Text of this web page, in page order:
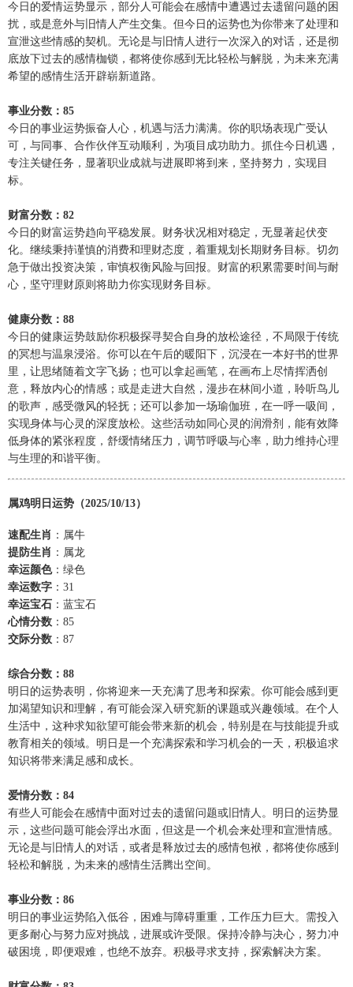
今日的爱情运势显示，部分人可能会在感情中遭遇过去遗留问题的困
扰，或是意外与旧情人产生交集。但今日的运势也为你带来了处理和
宣泄这些情感的契机。无论是与旧情人进行一次深入的对话，还是彻
底放下过去的感情枷锁，都将使你感到无比轻松与解脱，为未来充满
希望的感情生活开辟崭新道路。
事业分数：85
今日的事业运势振奋人心，机遇与活力满满。你的职场表现广受认
可，与同事、合作伙伴互动顺利，为项目成功助力。抓住今日机遇，
专注关键任务，显著职业成就与进展即将到来，坚持努力，实现目
标。
财富分数：82
今日的财富运势趋向平稳发展。财务状况相对稳定，无显著起伏变
化。继续秉持谨慎的消费和理财态度，着重规划长期财务目标。切勿
急于做出投资决策，审慎权衡风险与回报。财富的积累需要时间与耐
心，坚守理财原则将助力你实现财务目标。
健康分数：88
今日的健康运势鼓励你积极探寻契合自身的放松途径，不局限于传统
的冥想与温泉浸浴。你可以在午后的暖阳下，沉浸在一本好书的世界
里，让思绪随着文字飞扬；也可以拿起画笔，在画布上尽情挥洒创
意，释放内心的情感；或是走进大自然，漫步在林间小道，聆听鸟儿
的歌声，感受微风的轻抚；还可以参加一场瑜伽班，在一呼一吸间，
实现身体与心灵的深度放松。这些活动如同心灵的润滑剂，能有效降
低身体的紧张程度，舒缓情绪压力，调节呼吸与心率，助力维持心理
与生理的和谐平衡。
属鸡明日运势（2025/10/13）
速配生肖 ：属牛
提防生肖 ：属龙
幸运颜色：绿色
幸运数字 ：31
幸运宝石 ：蓝宝石
心情分数 ：85
交际分数 ：87
综合分数：88
明日的运势表明，你将迎来一天充满了思考和探索。你可能会感到更
加渴望知识和理解，有可能会深入研究新的课题或兴趣领域。在个人
生活中，这种求知欲望可能会带来新的机会，特别是在与技能提升或
教育相关的领域。明日是一个充满探索和学习机会的一天，积极追求
知识将带来满足感和成长。
爱情分数：84
有些人可能会在感情中面对过去的遗留问题或旧情人。明日的运势显
示，这些问题可能会浮出水面，但这是一个机会来处理和宣泄情感。
无论是与旧情人的对话，或者是释放过去的感情包袱，都将使你感到
轻松和解脱，为未来的感情生活腾出空间。
事业分数：86
明日的事业运势陷入低谷，困难与障碍重重，工作压力巨大。需投入
更多耐心与努力应对挑战，进展或许受限。保持冷静与决心，努力冲
破困境，即便艰难，也绝不放弃。积极寻求支持，探索解决方案。